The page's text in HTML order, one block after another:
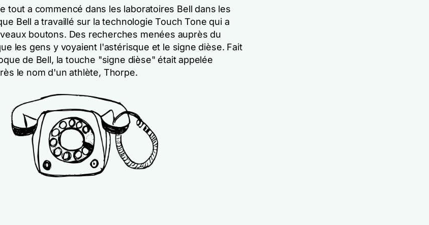
tout a commencé dans les laboratoires Bell dans les
Bell a travaillé sur la technologie Touch Tone qui a
boutons. Des recherches menées auprès du
les gens y voyaient l'astérisque et le signe dièse. Fait
de Bell, la touche "signe dièse" était appelée
le nom d'un athlète, Thorpe.